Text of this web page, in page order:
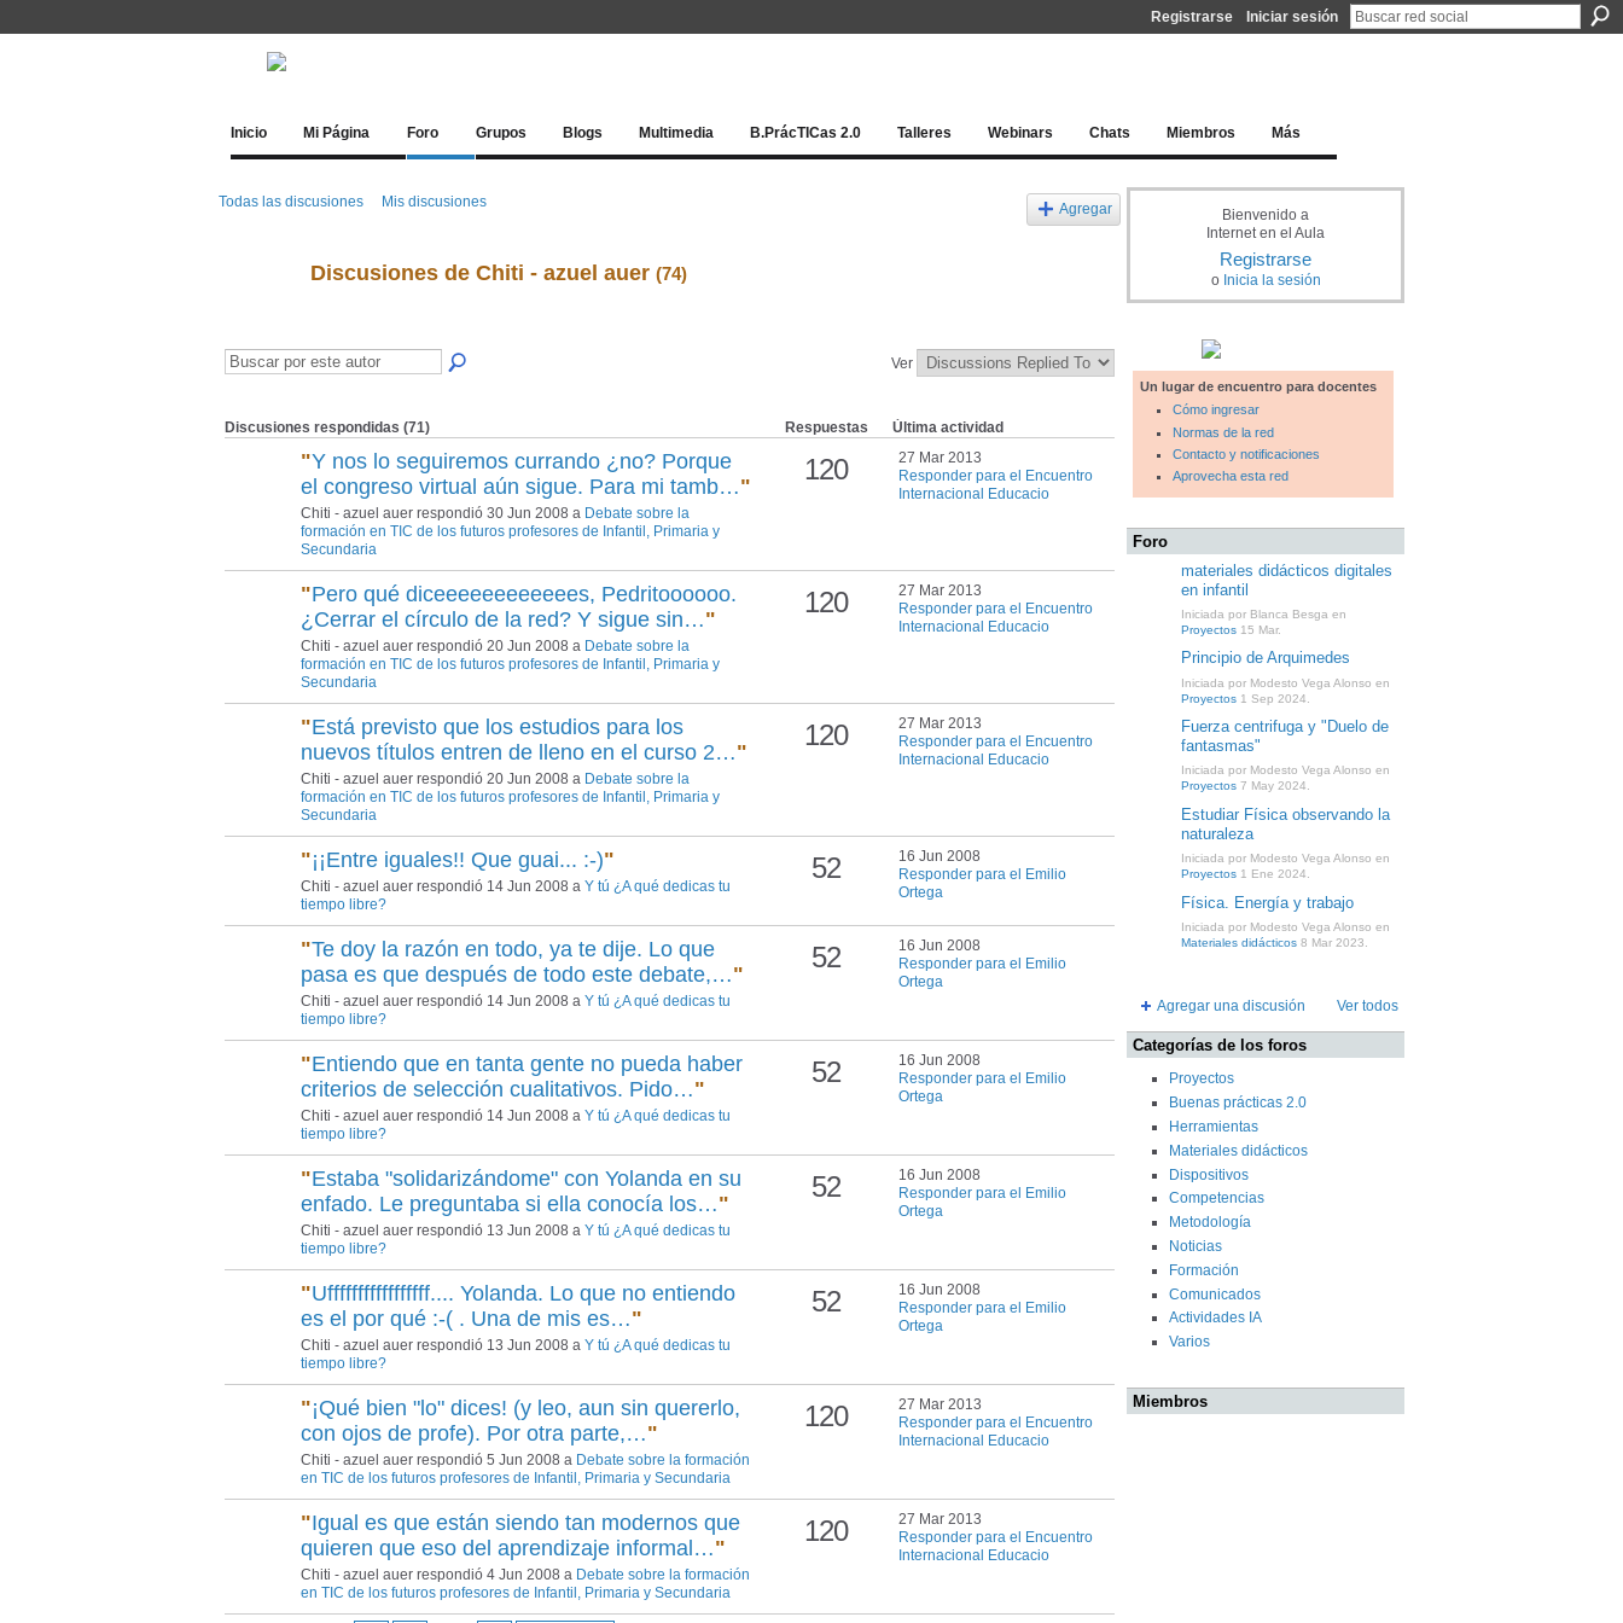
Registrarse Iniciar sesión
Inicio Mi Página Foro Grupos Blogs Multimedia B.PrácTICas 2.0 Talleres Webinars Chats Miembros Más
Todas las discusiones Mis discusiones Agregar
Discusiones de Chiti - azuel auer (74)
Ver
Discusiones respondidas (71) Respuestas Última actividad
"Y nos lo seguiremos currando ¿no? Porque
el congreso virtual aún sigue. Para mi tamb…"
Chiti - azuel auer respondió 30 Jun 2008 a Debate sobre la
formación en TIC de los futuros profesores de Infantil, Primaria y
Secundaria
120
27 Mar 2013
Responder para el Encuentro
Internacional Educacio
"Pero qué diceeeeeeeeeeees, Pedritoooooo.
¿Cerrar el círculo de la red? Y sigue sin…"
Chiti - azuel auer respondió 20 Jun 2008 a Debate sobre la
formación en TIC de los futuros profesores de Infantil, Primaria y
Secundaria
120
27 Mar 2013
Responder para el Encuentro
Internacional Educacio
"Está previsto que los estudios para los
nuevos títulos entren de lleno en el curso 2…"
Chiti - azuel auer respondió 20 Jun 2008 a Debate sobre la
formación en TIC de los futuros profesores de Infantil, Primaria y
Secundaria
120
27 Mar 2013
Responder para el Encuentro
Internacional Educacio
"¡¡Entre iguales!! Que guai... :-)"
Chiti - azuel auer respondió 14 Jun 2008 a Y tú ¿A qué dedicas tu
tiempo libre?
52
16 Jun 2008
Responder para el Emilio
Ortega
"Te doy la razón en todo, ya te dije. Lo que
pasa es que después de todo este debate,…"
Chiti - azuel auer respondió 14 Jun 2008 a Y tú ¿A qué dedicas tu
tiempo libre?
52
16 Jun 2008
Responder para el Emilio
Ortega
"Entiendo que en tanta gente no pueda haber
criterios de selección cualitativos. Pido…"
Chiti - azuel auer respondió 14 Jun 2008 a Y tú ¿A qué dedicas tu
tiempo libre?
52
16 Jun 2008
Responder para el Emilio
Ortega
"Estaba "solidarizándome" con Yolanda en su
enfado. Le preguntaba si ella conocía los…"
Chiti - azuel auer respondió 13 Jun 2008 a Y tú ¿A qué dedicas tu
tiempo libre?
52
16 Jun 2008
Responder para el Emilio
Ortega
"Ufffffffffffffffff.... Yolanda. Lo que no entiendo
es el por qué :-( . Una de mis es…"
Chiti - azuel auer respondió 13 Jun 2008 a Y tú ¿A qué dedicas tu
tiempo libre?
52
16 Jun 2008
Responder para el Emilio
Ortega
"¡Qué bien "lo" dices! (y leo, aun sin quererlo,
con ojos de profe). Por otra parte,…"
Chiti - azuel auer respondió 5 Jun 2008 a Debate sobre la formación
en TIC de los futuros profesores de Infantil, Primaria y Secundaria
120
27 Mar 2013
Responder para el Encuentro
Internacional Educacio
"Igual es que están siendo tan modernos que
quieren que eso del aprendizaje informal…"
Chiti - azuel auer respondió 4 Jun 2008 a Debate sobre la formación
en TIC de los futuros profesores de Infantil, Primaria y Secundaria
120
27 Mar 2013
Responder para el Encuentro
Internacional Educacio
Bienvenido a
Internet en el Aula
Registrarse
o Inicia la sesión
Un lugar de encuentro para docentes
Cómo ingresar
Normas de la red
Contacto y notificaciones
Aprovecha esta red
Foro
materiales didácticos digitales
en infantil
Iniciada por Blanca Besga en
Proyectos 15 Mar.
Principio de Arquimedes
Iniciada por Modesto Vega Alonso en
Proyectos 1 Sep 2024.
Fuerza centrifuga y "Duelo de
fantasmas"
Iniciada por Modesto Vega Alonso en
Proyectos 7 May 2024.
Estudiar Física observando la
naturaleza
Iniciada por Modesto Vega Alonso en
Proyectos 1 Ene 2024.
Física. Energía y trabajo
Iniciada por Modesto Vega Alonso en
Materiales didácticos 8 Mar 2023.
Agregar una discusión Ver todos
Categorías de los foros
Proyectos
Buenas prácticas 2.0
Herramientas
Materiales didácticos
Dispositivos
Competencias
Metodología
Noticias
Formación
Comunicados
Actividades IA
Varios
Miembros